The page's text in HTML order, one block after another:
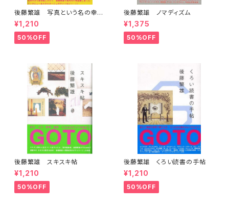
後藤繁雄 写真という名の幸福
な仕事
¥1,210
50%OFF
後藤繁雄 ノマディズム
¥1,375
50%OFF
後藤繁雄 スキスキ帖
¥1,210
50%OFF
後藤繁雄 くろい読書の手帖
¥1,210
50%OFF